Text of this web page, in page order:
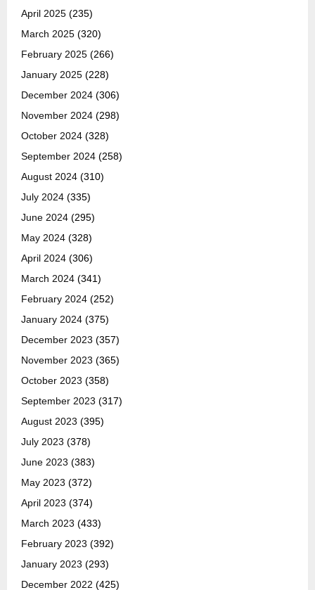
April 2025 (235)
March 2025 (320)
February 2025 (266)
January 2025 (228)
December 2024 (306)
November 2024 (298)
October 2024 (328)
September 2024 (258)
August 2024 (310)
July 2024 (335)
June 2024 (295)
May 2024 (328)
April 2024 (306)
March 2024 (341)
February 2024 (252)
January 2024 (375)
December 2023 (357)
November 2023 (365)
October 2023 (358)
September 2023 (317)
August 2023 (395)
July 2023 (378)
June 2023 (383)
May 2023 (372)
April 2023 (374)
March 2023 (433)
February 2023 (392)
January 2023 (293)
December 2022 (425)